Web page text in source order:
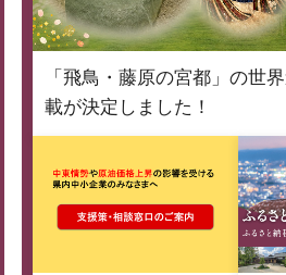
「飛鳥・藤原の宮都」の世
載が決定しました！